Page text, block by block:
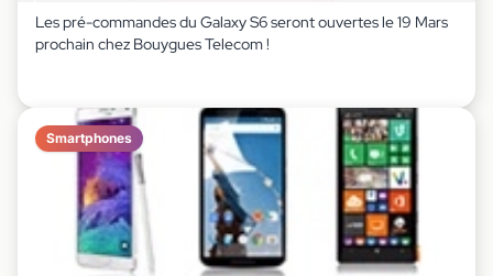
Les pré-commandes du Galaxy S6 seront ouvertes le 19 Mars
prochain chez Bouygues Telecom !
Smartphones